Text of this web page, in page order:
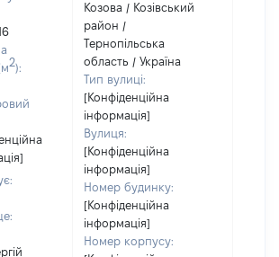
2):
Козова / Козівський
район /
Тернопільська
область / Україна
Тип вулиці:
[Конфіденційна
інформація]
Вулиця:
[Конфіденційна
інформація]
Номер будинку:
[Конфіденційна
інформація]
Номер корпусу: